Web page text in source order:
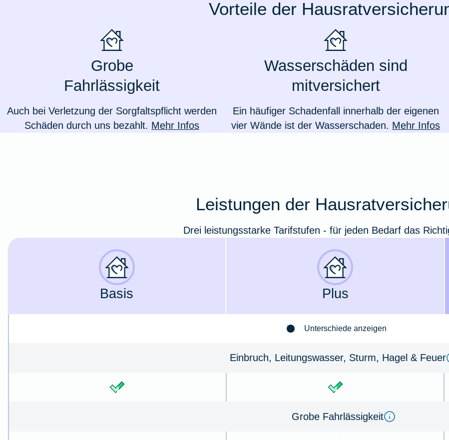
Zur Produktübersicht
Vorteile der
Grobe
Fahrlässigkeit
Auch bei Verletzung der Sorgfaltspflicht werden
Schäden durch uns bezahlt. Mehr Infos
Wasserschäden sind
mitversichert
Ein häufiger Schadenfall innerhalb der eigenen
vier Wände ist der Wasserschaden. Mehr Infos
Leistungen der
Drei leistungsstarke Tarifstufen - für jeden Bedarf das
Basis Plus
Unterschiede anzeigen
Einbruch, Leitungswasser, Sturm, Hagel & Feuer
Grobe Fahrlässigkeit